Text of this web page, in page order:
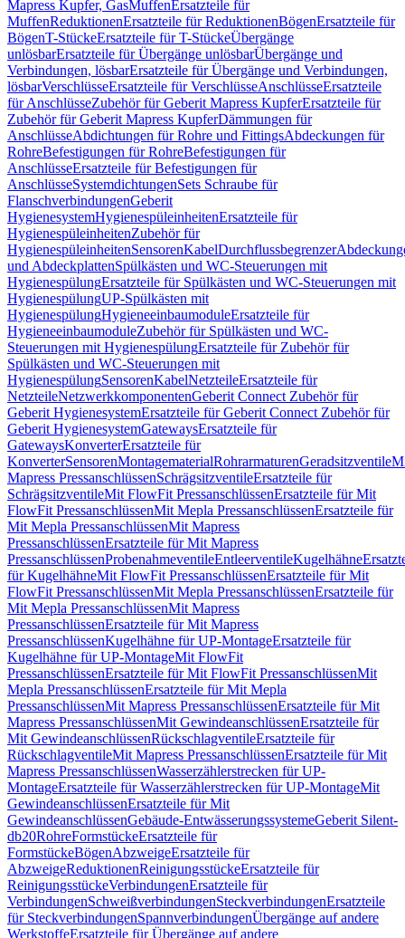
Mapress Kupfer, GasMuffenErsatzteile für
MuffenReduktionenErsatzteile für ReduktionenBögenErsatzteile für
BögenT-StückeErsatzteile für T-StückeÜbergänge
unlösbarErsatzteile für Übergänge unlösbarÜbergänge und
Verbindungen, lösbarErsatzteile für Übergänge und Verbindungen,
lösbarVerschlüsseErsatzteile für VerschlüsseAnschlüsseErsatzteile
für AnschlüsseZubehör für Geberit Mapress KupferErsatzteile für
Zubehör für Geberit Mapress KupferDämmungen für
AnschlüsseAbdichtungen für Rohre und FittingsAbdeckungen für
RohreBefestigungen für RohreBefestigungen für
AnschlüsseErsatzteile für Befestigungen für
AnschlüsseSystemdichtungenSets Schraube für
FlanschverbindungenGeberit
HygienesystemHygienespüleinheitenErsatzteile für
HygienespüleinheitenZubehör für
HygienespüleinheitenSensorenKabelDurchflussbegrenzer
und AbdeckplattenSpülkästen und WC-Steuerungen mit
HygienespülungErsatzteile für Spülkästen und WC-Steuerungen mit
HygienespülungUP-Spülkästen mit
HygienespülungHygieneeinbaumoduleErsatzteile für
HygieneeinbaumoduleZubehör für Spülkästen und WC-
Steuerungen mit HygienespülungErsatzteile für Zubehör für
Spülkästen und WC-Steuerungen mit
HygienespülungSensorenKabelNetzteileErsatzteile für
NetzteileNetzwerkkomponentenGeberit Connect Zubehör für
Geberit HygienesystemErsatzteile für Geberit Connect Zubehör für
Geberit HygienesystemGatewaysErsatzteile für
GatewaysKonverterErsatzteile für
KonverterSensorenMontagematerialRohrarmaturenGeradsitzventile
Mapress PressanschlüssenSchrägsitzventileErsatzteile für
SchrägsitzventileMit FlowFit PressanschlüssenErsatzteile für Mit
FlowFit PressanschlüssenMit Mepla PressanschlüssenErsatzteile für
Mit Mepla PressanschlüssenMit Mapress
PressanschlüssenErsatzteile für Mit Mapress
PressanschlüssenProbenahmeventileEntleerventileKugelhähne
für KugelhähneMit FlowFit PressanschlüssenErsatzteile für Mit
FlowFit PressanschlüssenMit Mepla PressanschlüssenErsatzteile für
Mit Mepla PressanschlüssenMit Mapress
PressanschlüssenErsatzteile für Mit Mapress
PressanschlüssenKugelhähne für UP-MontageErsatzteile für
Kugelhähne für UP-MontageMit FlowFit
PressanschlüssenErsatzteile für Mit FlowFit PressanschlüssenMit
Mepla PressanschlüssenErsatzteile für Mit Mepla
PressanschlüssenMit Mapress PressanschlüssenErsatzteile für Mit
Mapress PressanschlüssenMit GewindeanschlüssenErsatzteile für
Mit GewindeanschlüssenRückschlagventileErsatzteile für
RückschlagventileMit Mapress PressanschlüssenErsatzteile für Mit
Mapress PressanschlüssenWasserzählerstrecken für UP-
MontageErsatzteile für Wasserzählerstrecken für UP-MontageMit
GewindeanschlüssenErsatzteile für Mit
GewindeanschlüssenGebäude-EntwässerungssystemeGeberit Silent-
db20RohreFormstückeErsatzteile für
FormstückeBögenAbzweigeErsatzteile für
AbzweigeReduktionenReinigungsstückeErsatzteile für
ReinigungsstückeVerbindungenErsatzteile für
VerbindungenSchweißverbindungenSteckverbindungenErsatzteile
für SteckverbindungenSpannverbindungenÜbergänge auf andere
WerkstoffeErsatzteile für Übergänge auf andere